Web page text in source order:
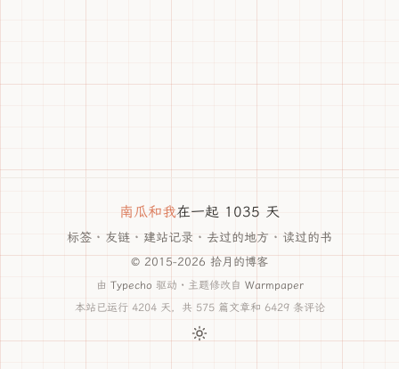
南瓜和我在一起 1035 天
标签 · 友链 · 建站记录 · 去过的地方 · 读过的书
© 2015-2026 拾月的博客
由 Typecho 驱动 · 主题修改自 Warmpaper
本站已运行 4204 天，共 575 篇文章和 6429 条评论